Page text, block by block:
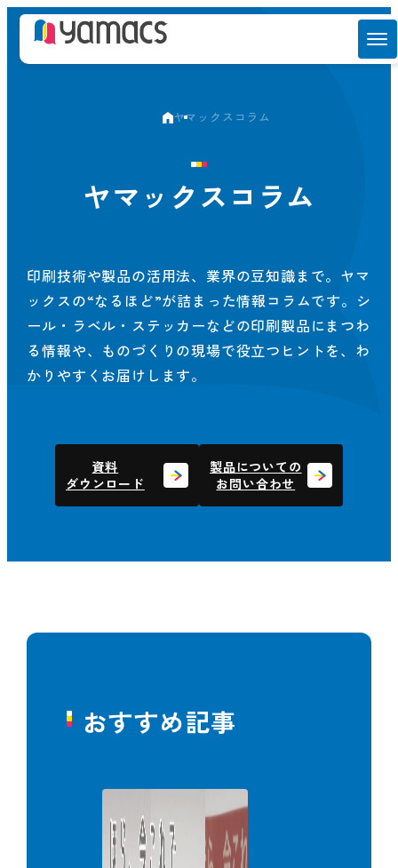
ヤマックスコラム
ヤマックスコラム
印刷技術や製品の活用法、業界の豆知識まで。ヤマ
ックスの“なるほど”が詰まった情報コラムです。シ
ール・ラベル・ステッカーなどの印刷製品にまつわ
る情報や、ものづくりの現場で役立つヒントを、わ
かりやすくお届けします。
資料
ダウンロード
製品についての
お問い合わせ
おすすめ記事